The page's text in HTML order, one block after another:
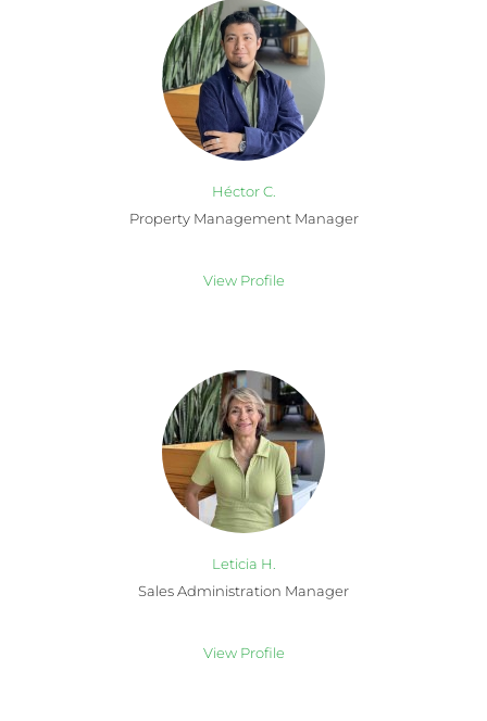
Héctor C.
Property Management Manager
View Profile
Leticia H.
Sales Administration Manager
View Profile